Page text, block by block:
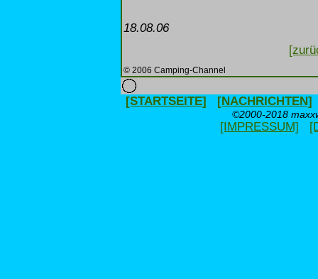
18.08.06
© 2006 Camping-Channel
[STARTSEITE] [NACHRICHTEN]
©2000-2018
[IMPRESSUM]